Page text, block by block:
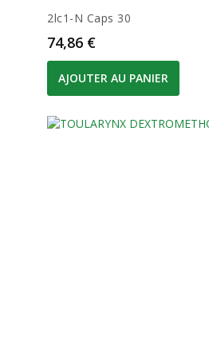
2lc1-N Caps 30
Prix
74,86 €
AJOUTER AU PANIER